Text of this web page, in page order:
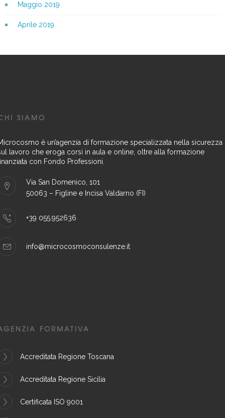
Maggio 2019
Aprile 2019
SIAMO
è un’agenzia di formazione specializzata nella sicurezza
lavoro che eroga corsi in aula e online, oltre alla formazione
con Fondo Professioni.
Via San Domenico, 101
50063 – Figline e Incisa Valdarno (FI)
+39 055.952636
info@microcosmoconsulenze.it
FORMATIVA
Accreditata Regione Toscana
Accreditata Regione Sicilia
Certificata ISO 9001